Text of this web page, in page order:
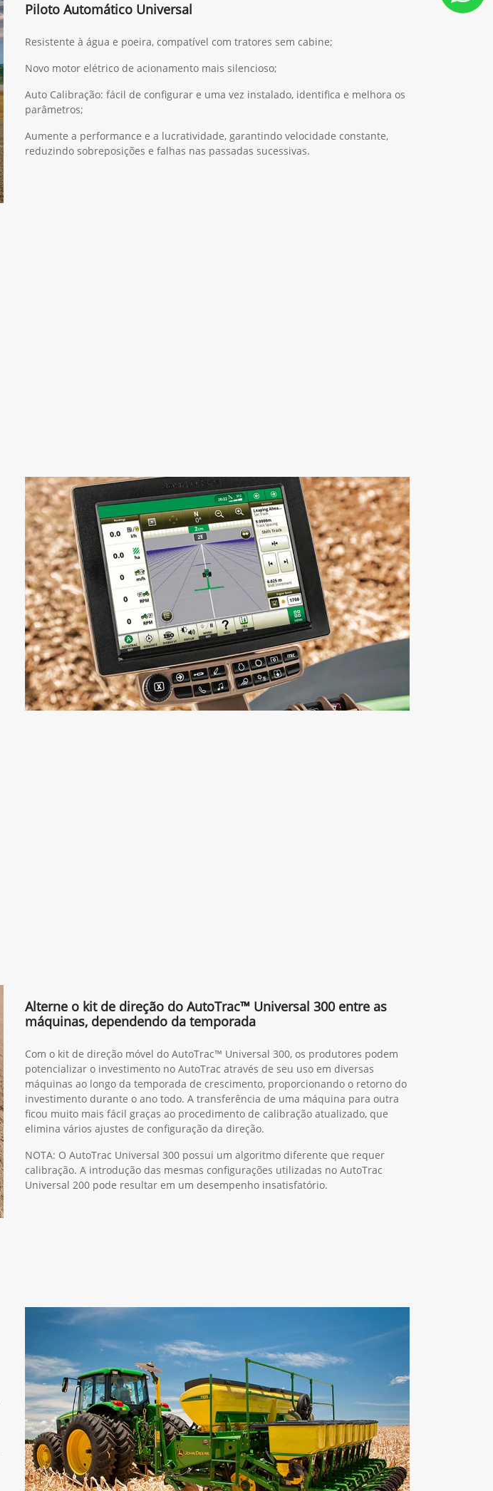
Piloto Automático Universal
Resistente à água e poeira, compatível com tratores sem cabine;
Novo motor elétrico de acionamento mais silencioso;
Auto Calibração: fácil de configurar e uma vez instalado, identifica e melhora os
parâmetros;
Aumente a performance e a lucratividade, garantindo velocidade constante,
reduzindo sobreposições e falhas nas passadas sucessivas.
Alterne o kit de direção do AutoTrac™ Universal 300 entre as
máquinas, dependendo da temporada
Com o kit de direção móvel do AutoTrac™ Universal 300, os produtores podem
potencializar o investimento no AutoTrac através de seu uso em diversas
máquinas ao longo da temporada de crescimento, proporcionando o retorno do
investimento durante o ano todo. A transferência de uma máquina para outra
ficou muito mais fácil graças ao procedimento de calibração atualizado, que
elimina vários ajustes de configuração da direção.
NOTA: O AutoTrac Universal 300 possui um algoritmo diferente que requer
calibração. A introdução das mesmas configurações utilizadas no AutoTrac
Universal 200 pode resultar em um desempenho insatisfatório.